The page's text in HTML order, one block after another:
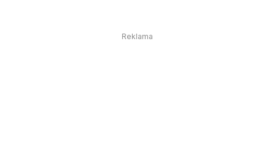
Reklama